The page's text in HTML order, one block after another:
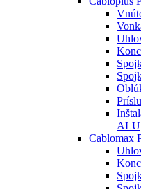
ALU
Cablomax